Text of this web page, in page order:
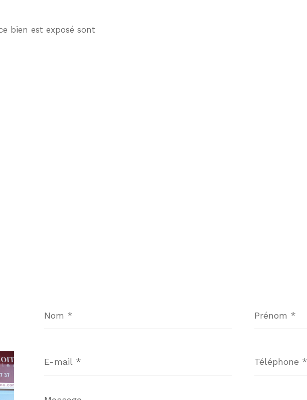
bien est exposé sont
*
*
mail
*
*
Message